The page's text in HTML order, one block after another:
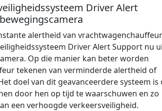
Driver Alert
alertheid van
Driver Alert Support nu
Op die manier kan beter worden
tekenen van verminderde alertheid of
doel van dit geavanceerdere systeem is
door hen op tijd te waarschuwen en zo
een verhoogde verkeersveiligheid.